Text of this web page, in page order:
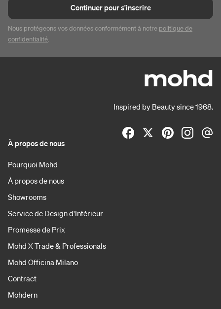
Continuer pour s'inscrire
Nous protégeons vos données conformément à notre politique de
confidentialité.
Inspired by Beauty since 1968.
À propos de nous
Pourquoi Mohd
À propos de nous
Showrooms
Service de Design d'Intérieur
Promesse de Prix
Mohd X Trade & Professionals
Mohd Officina Milano
Contract
Mohdern